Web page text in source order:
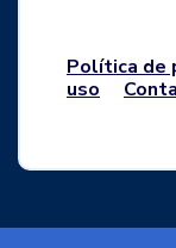
Política de
uso